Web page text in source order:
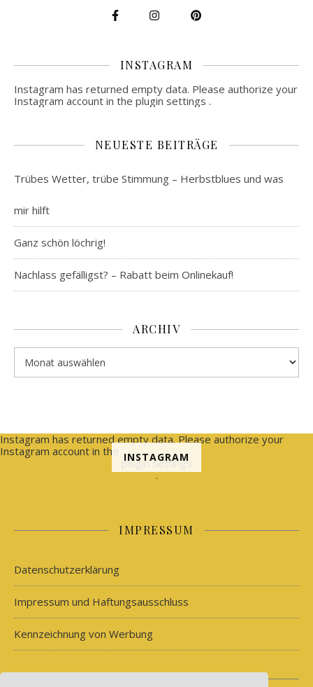
INSTAGRAM
Instagram has returned empty data. Please authorize your
Instagram account in the plugin settings .
NEUESTE BEITRÄGE
Trübes Wetter, trübe Stimmung – Herbstblues und was
mir hilft
Ganz schön löchrig!
Nachlass gefälligst? – Rabatt beim Onlinekauf!
ARCHIV
Archiv
INSTAGRAM
Instagram has returned empty data. Please authorize your
Instagram account in the
plugin settings
.
IMPRESSUM
Datenschutzerklärung
Impressum und Haftungsausschluss
Kennzeichnung von Werbung